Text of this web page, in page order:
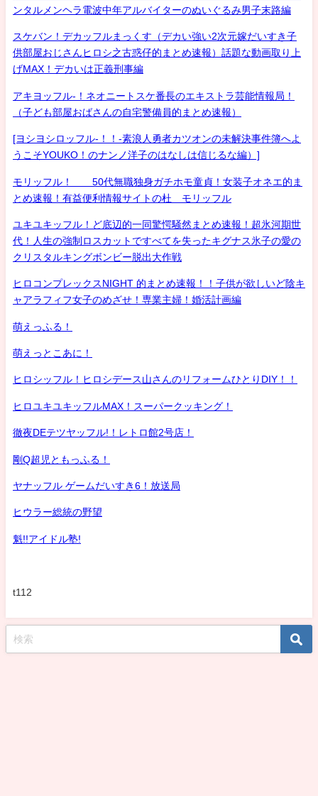
ンタルメンヘラ電波中年アルバイターのぬいぐるみ男子末路編
スケバン！デカッフルまっくす（デカい強い2次元嫁だいすき子
供部屋おじさんヒロシ之古惑仔的まとめ速報）話題な動画取り上
げMAX！デカいは正義刑事編
アキヨッフル-！ネオニートスケ番長のエキストラ芸能情報局！
（子ども部屋おばさんの自宅警備員的まとめ速報）
[ヨシヨシロッフル-！！-素浪人勇者カツオンの未解決事件簿へよ
うこそYOUKO！のナンノ洋子のはなしは信じるな編）]
モリッフル！ 50代無職独身ガチホモ童貞！女装子オネエ的ま
とめ速報！有益便利情報サイトの杜 モリッフル
ユキユキッフル！ど底辺的一同驚愕騒然まとめ速報！超氷河期世
代！人生の強制ロスカットですべてを失ったキグナス氷子の愛の
クリスタルキングボンビー脱出大作戦
ヒロコンプレックスNIGHT 的まとめ速報！！子供が欲しいど陰キ
ャアラフィフ女子のめざせ！専業主婦！婚活計画編
萌えっふる！
萌えっとこあに！
ヒロシッフル！ヒロシデース山さんのリフォームひとりDIY！！
ヒロユキユキッフルMAX！スーパークッキング！
徹夜DEテツヤッフル!！レトロ館2号店！
剛Q超児ともっふる！
ヤナッフル ゲームだいすき6！放送局
ヒウラー総統の野望
魁!!アイドル塾!
t112